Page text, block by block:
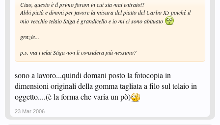
Ciao, questo è il primo forum in cui sia mai entrato!!
Abbi pietà e dimmi per favore la misura del piatto del Carbo X5 poichè il
mio vecchio telaio Stiga è grandicello e io mi ci sono abituato
grazie...
p.s. ma i telai Stiga non li considera più nessuno?
sono a lavoro...quindi domani posto la fotocopia in
dimensioni originali della gomma tagliata a filo sul telaio in
oggetto....(è la forma che varia un pò)
23 Mar 2006